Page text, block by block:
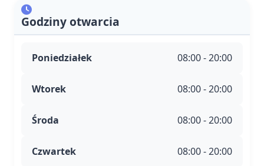
Godziny otwarcia
Poniedziałek 08:00 - 20:00
Wtorek 08:00 - 20:00
Środa 08:00 - 20:00
Czwartek 08:00 - 20:00